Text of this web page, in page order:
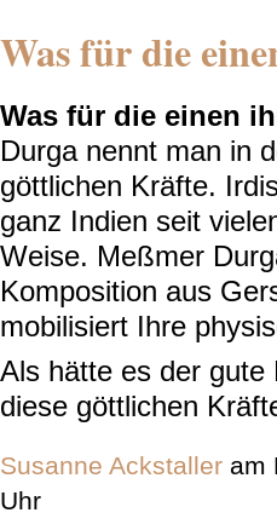
Was für die
Was für die einen
Durga nennt man in
göttlichen Kräfte.
ganz Indien seit
Weise. Meßmer
Komposition aus
mobilisiert Ihre
Als hätte es der gute
diese göttlichen
Susanne Ackstaller am
Uhr